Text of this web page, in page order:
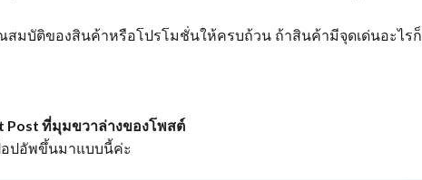
มบัติของสินค้าหรือโปรโมชั่นให้ครบถ้วน ถ้าสินค้ามีจุดเด่นอะไรก็
Post ที่มุมขวาล่างของโพสต์
อปอัพขึ้นมาแบบนี้ค่ะ